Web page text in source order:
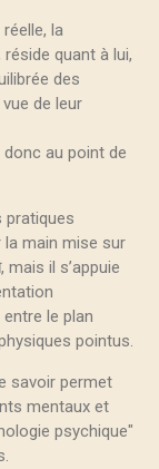
la
réside quant à lui,
des
de leur
au point de
pratiques
la main mise sur
mais il s’appuie
le plan
pointus.
savoir permet
mentaux et
psychique"